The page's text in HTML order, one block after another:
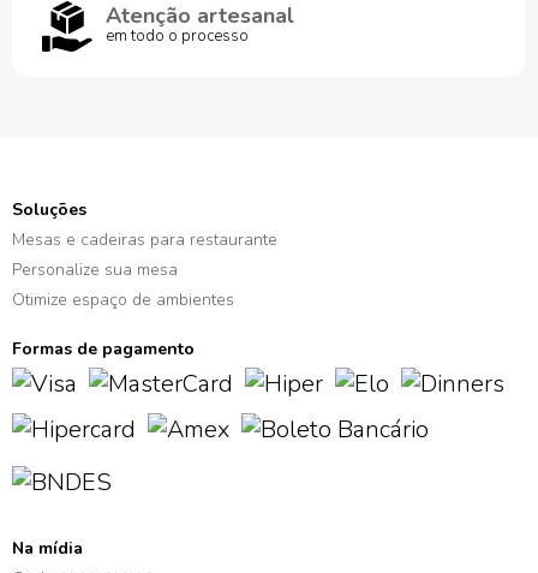
Atenção artesanal
em todo o processo
Soluções
Mesas e cadeiras para restaurante
Personalize sua mesa
Otimize espaço de ambientes
Formas de pagamento
Na mídia